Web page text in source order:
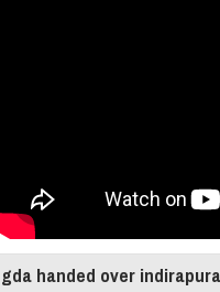
gda handed over